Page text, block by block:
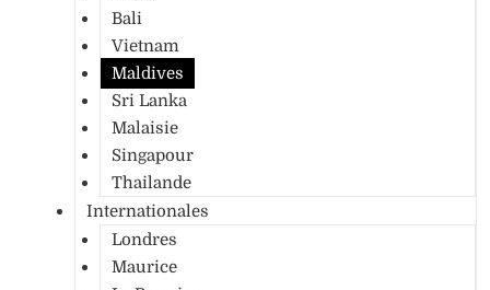
Bali
Vietnam
Maldives
Sri Lanka
Malaisie
Singapour
Thailande
Internationales
Londres
Maurice